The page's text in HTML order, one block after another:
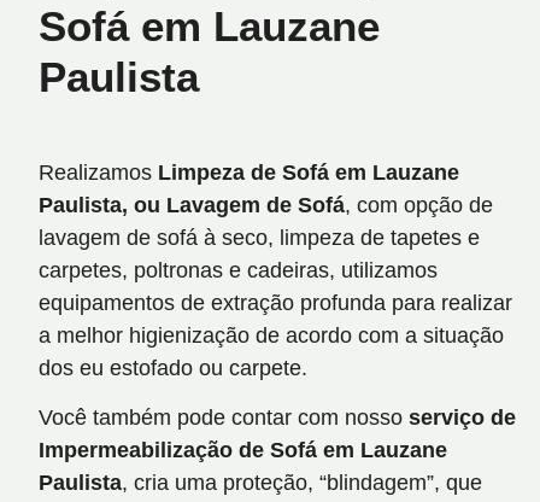
Sofá em Lauzane
Paulista
Realizamos Limpeza de Sofá em Lauzane
Paulista, ou Lavagem de Sofá, com opção de
lavagem de sofá à seco, limpeza de tapetes e
carpetes, poltronas e cadeiras, utilizamos
equipamentos de extração profunda para realizar
a melhor higienização de acordo com a situação
dos eu estofado ou carpete.
Você também pode contar com nosso serviço de
Impermeabilização de Sofá em Lauzane
Paulista, cria uma proteção, “blindagem”, que